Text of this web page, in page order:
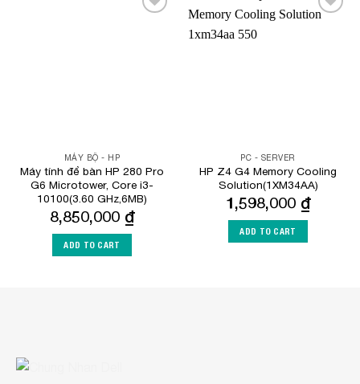
MÁY BỘ - HP
Máy tính để bàn HP 280 Pro
G6 Microtower, Core i3-
10100(3.60 GHz,6MB)
8,850,000 ₫
ADD TO CART
PC - SERVER
HP Z4 G4 Memory Cooling
Solution(1XM34AA)
1,598,000 ₫
ADD TO CART